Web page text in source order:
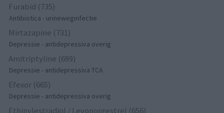
Furabid (735)
Antibiotica - urineweginfectie
Mirtazapine (731)
Depressie - antidepressiva overig
Amitriptyline (699)
Depressie - antidepressiva TCA
Efexor (665)
Depressie - antidepressiva overig
Ethinylestradiol / Levonorgestrel (656)